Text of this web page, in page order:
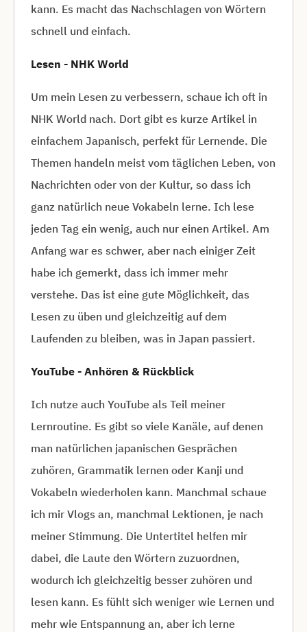
kann. Es macht das Nachschlagen von Wörtern
schnell und einfach.
Lesen - NHK World
Um mein Lesen zu verbessern, schaue ich oft in
NHK World nach. Dort gibt es kurze Artikel in
einfachem Japanisch, perfekt für Lernende. Die
Themen handeln meist vom täglichen Leben, von
Nachrichten oder von der Kultur, so dass ich
ganz natürlich neue Vokabeln lerne. Ich lese
jeden Tag ein wenig, auch nur einen Artikel. Am
Anfang war es schwer, aber nach einiger Zeit
habe ich gemerkt, dass ich immer mehr
verstehe. Das ist eine gute Möglichkeit, das
Lesen zu üben und gleichzeitig auf dem
Laufenden zu bleiben, was in Japan passiert.
YouTube - Anhören & Rückblick
Ich nutze auch YouTube als Teil meiner
Lernroutine. Es gibt so viele Kanäle, auf denen
man natürlichen japanischen Gesprächen
zuhören, Grammatik lernen oder Kanji und
Vokabeln wiederholen kann. Manchmal schaue
ich mir Vlogs an, manchmal Lektionen, je nach
meiner Stimmung. Die Untertitel helfen mir
dabei, die Laute den Wörtern zuzuordnen,
wodurch ich gleichzeitig besser zuhören und
lesen kann. Es fühlt sich weniger wie Lernen und
mehr wie Entspannung an, aber ich lerne